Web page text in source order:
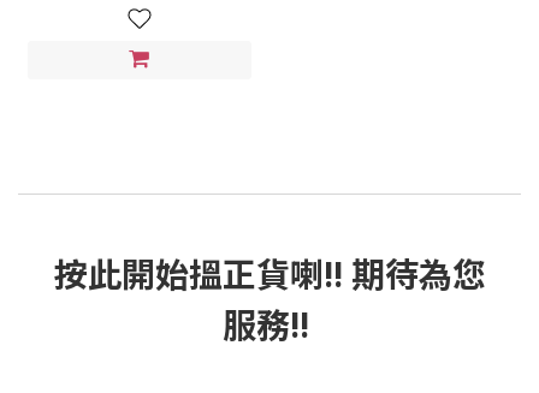
按此開始搵正貨喇!! 期待為您
服務!!